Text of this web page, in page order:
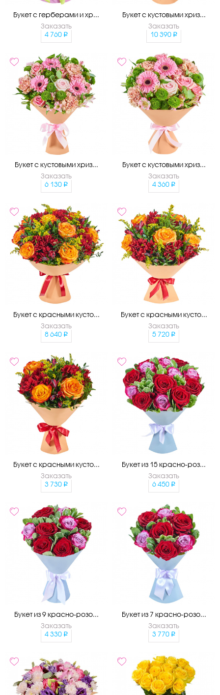
Букет с герберами и хр...
Заказать
4 760
Букет с кустовыми хриз...
Заказать
10 390
Букет с кустовыми хриз...
Заказать
6 130
Букет с кустовыми хриз...
Заказать
4 360
Букет с красными кусто...
Заказать
8 640
Букет с красными кусто...
Заказать
5 720
Букет с красными кусто...
Заказать
3 730
Букет из 15 красно-роз...
Заказать
6 450
Букет из 9 красно-розо...
Заказать
4 330
Букет из 7 красно-розо...
Заказать
3 770